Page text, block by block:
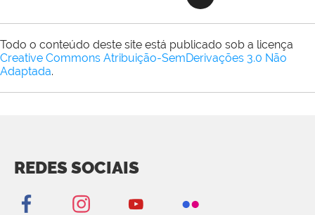
Todo o conteúdo deste site está publicado sob a licença
Creative Commons Atribuição-SemDerivações 3.0 Não
Adaptada.
REDES SOCIAIS